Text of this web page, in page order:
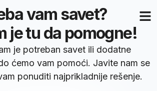
vam savet?
je tu da pomogne!
je potreban savet ili dodatne
ćemo vam pomoći. Javite nam se
ponuditi najprikladnije rešenje.